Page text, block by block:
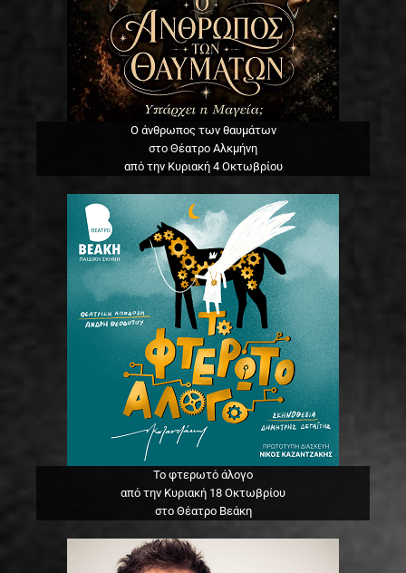
Ο άνθρωπος των θαυμάτων
στο Θέατρο Αλκμήνη
από την Κυριακή 4 Οκτωβρίου
Το φτερωτό άλογο
από την Κυριακή 18 Οκτωβρίου
στο Θέατρο Βεάκη